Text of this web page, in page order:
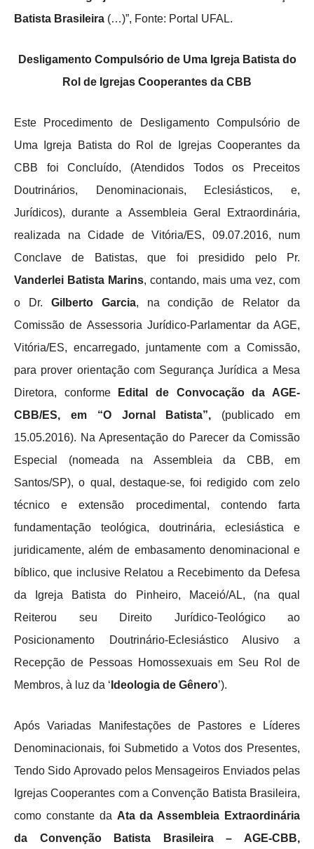
Batista Brasileira (…)”, Fonte: Portal UFAL.
Desligamento Compulsório de Uma Igreja Batista do
Rol de Igrejas Cooperantes da CBB
Este Procedimento de Desligamento Compulsório de
Uma Igreja Batista do Rol de Igrejas Cooperantes da
CBB foi Concluído, (Atendidos Todos os Preceitos
Doutrinários, Denominacionais, Eclesiásticos, e,
Jurídicos), durante a Assembleia Geral Extraordinária,
realizada na Cidade de Vitória/ES, 09.07.2016, num
Conclave de Batistas, que foi presidido pelo Pr.
Vanderlei Batista Marins, contando, mais uma vez, com
o Dr. Gilberto Garcia, na condição de Relator da
Comissão de Assessoria Jurídico-Parlamentar da AGE,
Vitória/ES, encarregado, juntamente com a Comissão,
para prover orientação com Segurança Jurídica a Mesa
Diretora, conforme
Edital de Convocação da AGE-
CBB/ES, em “O Jornal Batista”, (publicado em
15.05.2016). Na Apresentação do Parecer da Comissão
Especial (nomeada na Assembleia da CBB, em
Santos/SP), o qual, destaque-se, foi redigido com zelo
técnico e extensão procedimental, contendo farta
fundamentação teológica, doutrinária, eclesiástica e
juridicamente, além de embasamento denominacional e
bíblico, que inclusive Relatou a Recebimento da Defesa
da Igreja Batista do Pinheiro, Maceió/AL, (na qual
Reiterou seu Direito Jurídico-Teológico ao
Posicionamento Doutrinário-Eclesiástico Alusivo a
Recepção de Pessoas Homossexuais em Seu Rol de
Membros, à luz da ‘ Ideologia de Gênero’).
Após Variadas Manifestações de Pastores e Líderes
Denominacionais, foi Submetido a Votos dos Presentes,
Tendo Sido Aprovado pelos Mensageiros Enviados pelas
Igrejas Cooperantes com a Convenção Batista Brasileira,
como constante da Ata da Assembleia Extraordinária
da Convenção Batista Brasileira – AGE-CBB,